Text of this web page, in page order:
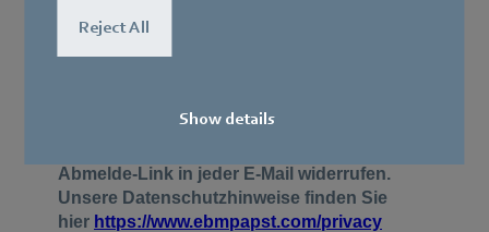
Reject All
Show details